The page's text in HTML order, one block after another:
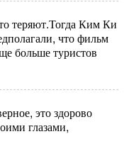
теряют.Тогда Ким Ки
что фильм
больше туристов
это здорово
глазами,